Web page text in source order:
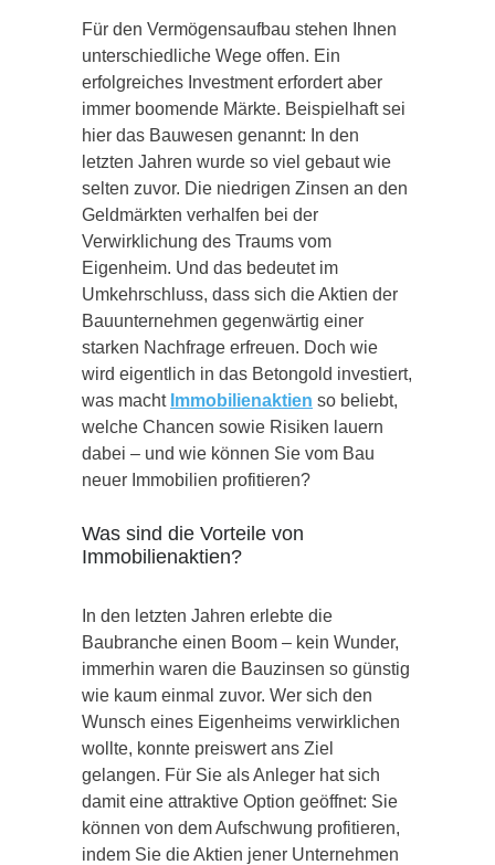
Für den Vermögensaufbau stehen Ihnen
unterschiedliche Wege offen. Ein
erfolgreiches Investment erfordert aber
immer boomende Märkte. Beispielhaft sei
hier das Bauwesen genannt: In den
letzten Jahren wurde so viel gebaut wie
selten zuvor. Die niedrigen Zinsen an den
Geldmärkten verhalfen bei der
Verwirklichung des Traums vom
Eigenheim. Und das bedeutet im
Umkehrschluss, dass sich die Aktien der
Bauunternehmen gegenwärtig einer
starken Nachfrage erfreuen. Doch wie
wird eigentlich in das Betongold investiert,
was macht Immobilienaktien so beliebt,
welche Chancen sowie Risiken lauern
dabei – und wie können Sie vom Bau
neuer Immobilien profitieren?
Was sind die Vorteile von
Immobilienaktien?
In den letzten Jahren erlebte die
Baubranche einen Boom – kein Wunder,
immerhin waren die Bauzinsen so günstig
wie kaum einmal zuvor. Wer sich den
Wunsch eines Eigenheims verwirklichen
wollte, konnte preiswert ans Ziel
gelangen. Für Sie als Anleger hat sich
damit eine attraktive Option geöffnet: Sie
können von dem Aufschwung profitieren,
indem Sie die Aktien jener Unternehmen